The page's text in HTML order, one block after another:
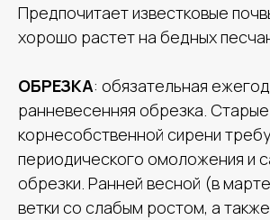
Предпочитает известковые
хорошо растет на бедных
ОБРЕЗКА: обязательная
ранневесенняя обрезка. Старые
корнесобственной сирени
периодического омоложения и
обрезки. Ранней весной (в
ветки со слабым ростом, а также